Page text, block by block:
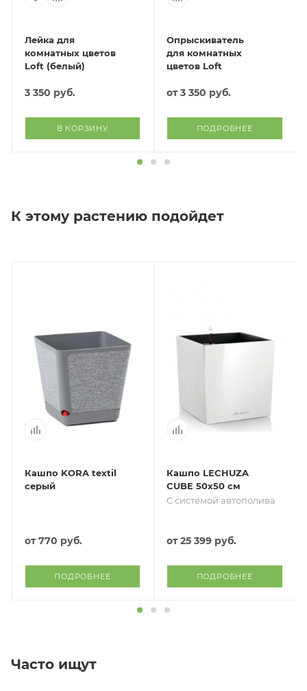
Лейка для
комнатных цветов
Loft (белый)
3 350 руб.
В КОРЗИНУ
Опрыскиватель
для комнатных
цветов Loft
от3 350 руб.
ПОДРОБНЕЕ
К этому растению подойдет
Кашпо KORA textil
серый
от770 руб.
ПОДРОБНЕЕ
Кашпо LECHUZA
CUBE 50х50 см
С системой автополива
от25 399 руб.
ПОДРОБНЕЕ
Часто ищут